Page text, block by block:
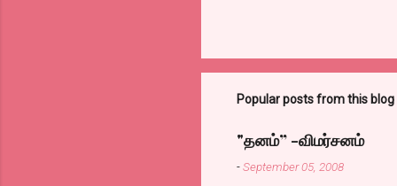
Popular posts from this blog
"தனம்” -விமர்சனம்
-September 05, 2008